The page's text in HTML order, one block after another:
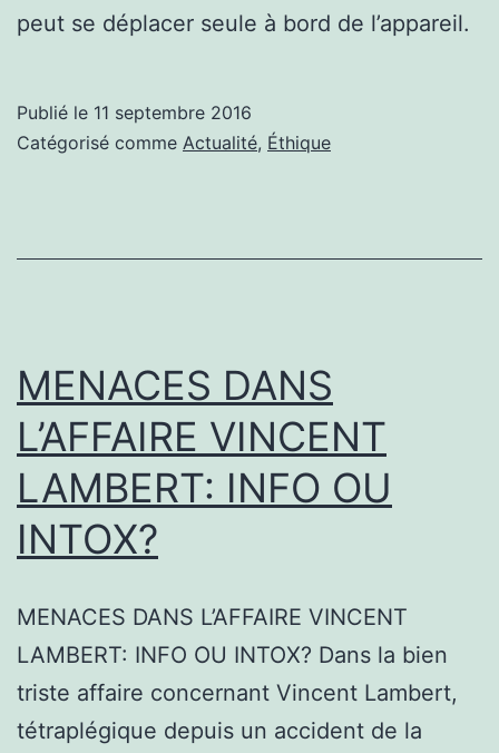
peut se déplacer seule à bord de l’appareil.
Publié le 11 septembre 2016
Catégorisé comme Actualité, Éthique
MENACES DANS
L’AFFAIRE VINCENT
LAMBERT: INFO OU
INTOX?
MENACES DANS L’AFFAIRE VINCENT
LAMBERT: INFO OU INTOX? Dans la bien
triste affaire concernant Vincent Lambert,
tétraplégique depuis un accident de la